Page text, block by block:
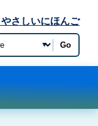
やさしいにほんご
Go